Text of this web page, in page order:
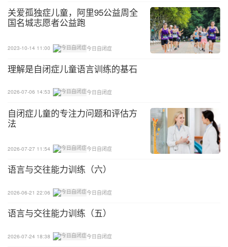
关爱孤独症儿童，阿里95公益周全
国名城志愿者公益跑
2023-10-14 11:00 今日自闭症
理解是自闭症儿童语言训练的基石
2026-07-06 14:53 今日自闭症
自闭症儿童的专注力问题和评估方
法
2026-07-27 11:54 今日自闭症
语言与交往能力训练（六）
2026-06-21 22:06 今日自闭症
语言与交往能力训练（五）
2026-07-24 18:38 今日自闭症